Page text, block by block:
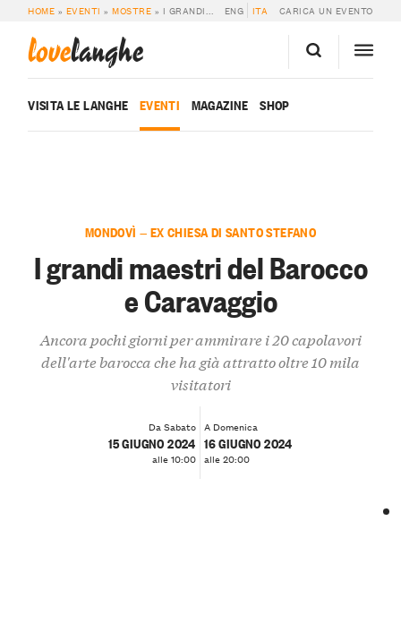
HOME » EVENTI »MOSTRE » I GRANDI MAESTRI DEL BAROCCO E CARAVAGGIO ENG ITA CARICA UN EVENTO
lovelanghe
VISITA LE LANGHE EVENTI MAGAZINE SHOP
MONDOVÌ — EX CHIESA DI SANTO STEFANO
I grandi maestri del Barocco
e Caravaggio
Ancora pochi giorni per ammirare i 20 capolavori
dell'arte barocca che ha già attratto oltre 10 mila
visitatori
Da Sabato
15 GIUGNO 2024
alle 10:00
A Domenica
16 GIUGNO 2024
alle 20:00